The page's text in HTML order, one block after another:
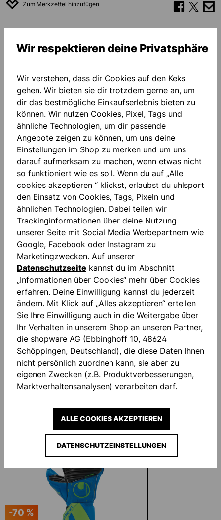
Zum Merkzettel hinzufügen
Beschreibung
HAFTSCHAUM: patentierter AQUASOFT speziell für
Nasswetter SCHNITT: halb-negativ (HN Cut)
HANDSCHUHKÖRPER: atmungsaktive…Mehr
Bewertungen
Produktgalerie überspringen
Accessory Items
GOAL 25 TRIKOT
22,50 €* 23,60 €*
Produktgalerie überspringen
-70 %
Wir respektieren deine Privatsphäre
Wir verstehen, dass dir Cookies auf den Keks
gehen. Wir bieten sie dir trotzdem gerne an, um
dir das bestmögliche Einkaufserlebnis bieten zu
können. Wir nutzen Cookies, Pixel, Tags und
ähnliche Technologien, um dir passende
Angebote zeigen zu können, um uns deine
Einstellungen im Shop zu merken und um uns
darauf aufmerksam zu machen, wenn etwas nicht
so funktioniert wie es soll. Wenn du auf „Alle
cookies akzeptieren “ klickst, erlaubst du uhlsport
den Einsatz von Cookies, Tags, Pixeln und
ähnlichen Technologien. Dabei teilen wir
Trackinginformationen über deine Nutzung
unserer Seite mit Social Media Werbepartnern wie
Google, Facebook oder Instagram zu
Marketingzwecken. Auf unserer
Datenschutzseite kannst du im Abschnitt
„Informationen über Cookies“ mehr über Cookies
erfahren. Deine Einwilligung kannst du jederzeit
ändern. Mit Klick auf „Alles akzeptieren“ erteilen
Sie Ihre Einwilligung auch in die Weitergabe über
Ihr Verhalten in unserem Shop an unseren Partner,
die shopware AG (Ebbinghoff 10, 48624
Schöppingen, Deutschland), die diese Daten Ihnen
nicht persönlich zuordnen kann, sie aber zu
eigenen Zwecken (z.B. Produktverbesserungen,
Marktverhaltensanalysen) verarbeiten darf.
DATENSCHUTZEINSTELLUNGEN
ALLE COOKIES AKZEPTIEREN